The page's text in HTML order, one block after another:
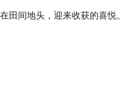
间地头，迎来收获的喜悦。